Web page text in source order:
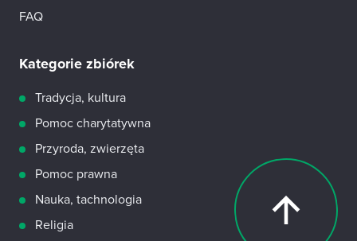
FAQ
Kategorie zbiórek
Tradycja, kultura
Pomoc charytatywna
Przyroda, zwierzęta
Pomoc prawna
Nauka, tachnologia
Religia